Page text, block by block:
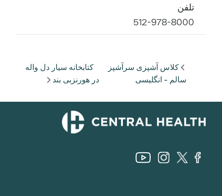
تلفن
512-978-8000
کلاس آشپزی سرآشپز
سالم - انگلیسی
کتابخانه سیار دل واله
در هورنزبی بند